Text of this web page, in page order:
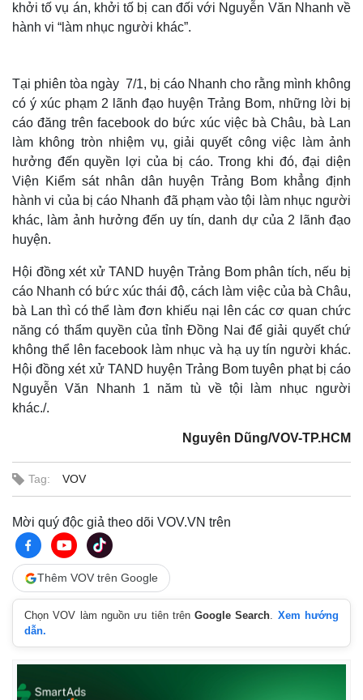
Thế giới
Cuộc sống đó đây
Hồ sơ
Ảnh
E-Magazine
Infographic
khởi tố vụ án, khởi tố bị can đối với Nguyễn Văn Nhanh về
hành vi “làm nhục người khác”.
Tại phiên tòa ngày 7/1, bị cáo Nhanh cho rằng mình không
có ý xúc phạm 2 lãnh đạo huyện Trảng Bom, những lời bị
cáo đăng trên facebook do bức xúc việc bà Châu, bà Lan
làm không tròn nhiệm vụ, giải quyết công việc làm ảnh
hưởng đến quyền lợi của bị cáo. Trong khi đó, đại diện
Viện Kiểm sát nhân dân huyện Trảng Bom khẳng định
hành vi của bị cáo Nhanh đã phạm vào tội làm nhục người
khác, làm ảnh hưởng đến uy tín, danh dự của 2 lãnh đạo
huyện.
Hội đồng xét xử TAND huyện Trảng Bom phân tích, nếu bị
cáo Nhanh có bức xúc thái độ, cách làm việc của bà Châu,
bà Lan thì có thể làm đơn khiếu nại lên các cơ quan chức
năng có thẩm quyền của tỉnh Đồng Nai để giải quyết chứ
không thể lên facebook làm nhục và hạ uy tín người khác.
Hội đồng xét xử TAND huyện Trảng Bom tuyên phạt bị cáo
Nguyễn Văn Nhanh 1 năm tù về tội làm nhục người
khác./.
Nguyên Dũng/VOV-TP.HCM
Tag: VOV
Mời quý độc giả theo dõi VOV.VN trên
Thêm VOV trên Google
Chọn VOV làm nguồn ưu tiên trênGoogle Search. Xem hướng
dẫn.